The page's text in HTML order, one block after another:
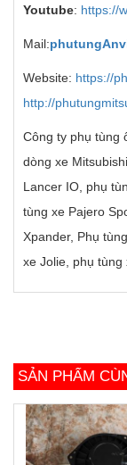
Youtube: https://
Mail:
Website: https://
http://
Công ty phụ tùng
dòng xe
Lancer IO, phụ
tùng xe Pajero
Xpander, Phụ
xe Jolie, phụ tùng
SẢN PHẨM